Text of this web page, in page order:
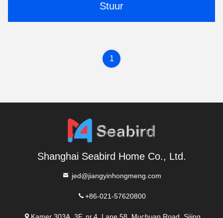
Stuur
1
Shanghai Seabird Home Co., Ltd.
jed@jiangyinhongmeng.com
+86-021-57620800